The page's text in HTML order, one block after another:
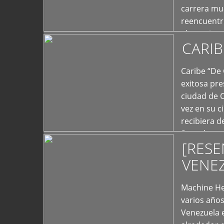
carrera
el exterior
Caribe
exitosa
ciudad de
vez en su
recibiera
Store los
Machine
varios
Venezuela